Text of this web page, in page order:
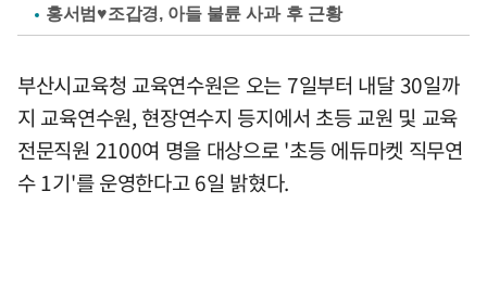
홍서범♥조갑경, 아들 불륜 사과 후 근황
부산시교육청 교육연수원은 오는 7일부터 내달 30일까
지 교육연수원, 현장연수지 등지에서 초등 교원 및 교육
전문직원 2100여 명을 대상으로 '초등 에듀마켓 직무연
수 1기'를 운영한다고 6일 밝혔다.